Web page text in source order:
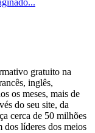
gratuito na
inglês,
os meses, mais de
do seu site, da
cerca de 50 milhões
dos líderes dos meios